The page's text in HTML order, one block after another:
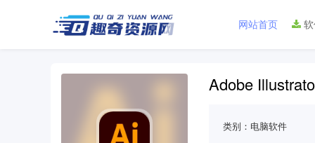
网站首页
Adobe
类别： 电脑软件